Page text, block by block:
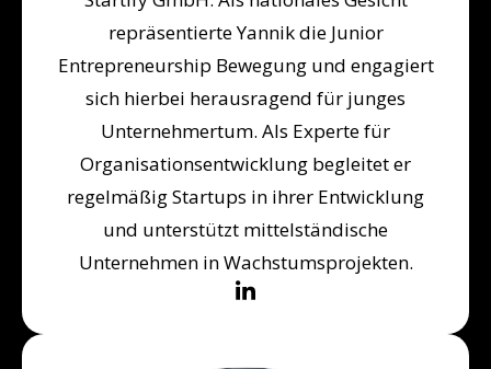
repräsentierte Yannik die Junior
Entrepreneurship Bewegung und engagiert
sich hierbei herausragend für junges
Unternehmertum. Als Experte für
Organisationsentwicklung begleitet er
regelmäßig Startups in ihrer Entwicklung
und unterstützt mittelständische
Unternehmen in Wachstumsprojekten.